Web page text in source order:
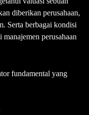
diberikan perusahaan,
Serta berbagai kondisi
perusahaan
fundamental yang